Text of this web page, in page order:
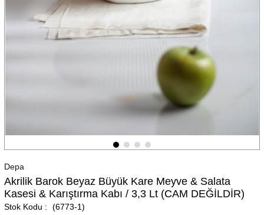
Depa
Akrilik Barok Beyaz Büyük Kare Meyve & Salata
Kasesi & Karıştırma Kabı / 3,3 Lt (CAM DEĞİLDİR)
(6773-1)